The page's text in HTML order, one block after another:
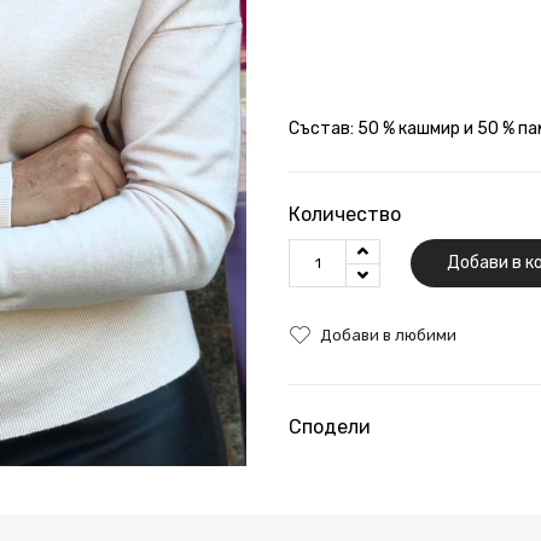
Състав: 50 % кашмир и 50 %
Количество
Добави в
Добави в любими
Сподели